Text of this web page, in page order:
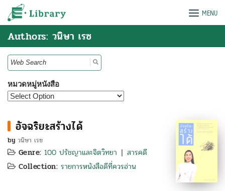
Skip
e-Library MENU
Authors: วนิษา เรซ
Search
for:
หมวดหมู่หนังสือ
อัจฉริยะสร้างได้
by วนิษา เรซ
Genre: 100 ปรัชญาและจิตวิทยา | สารคดี
Collection: รายการหนังสือดีที่ควรอ่าน